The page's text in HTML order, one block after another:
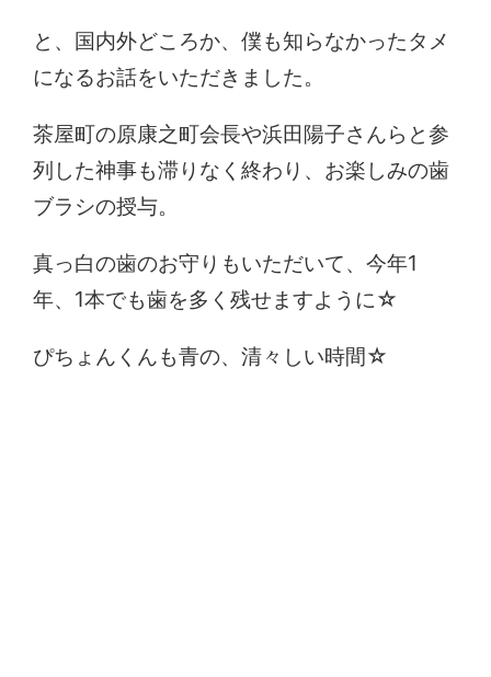
と、国内外どころか、僕も知らなかったタメ
になるお話をいただきました。
茶屋町の原康之町会長や浜田陽子さんらと参
列した神事も滞りなく終わり、お楽しみの歯
ブラシの授与。
真っ白の歯のお守りもいただいて、今年1
年、1本でも歯を多く残せますように☆
ぴちょんくんも青の、清々しい時間☆